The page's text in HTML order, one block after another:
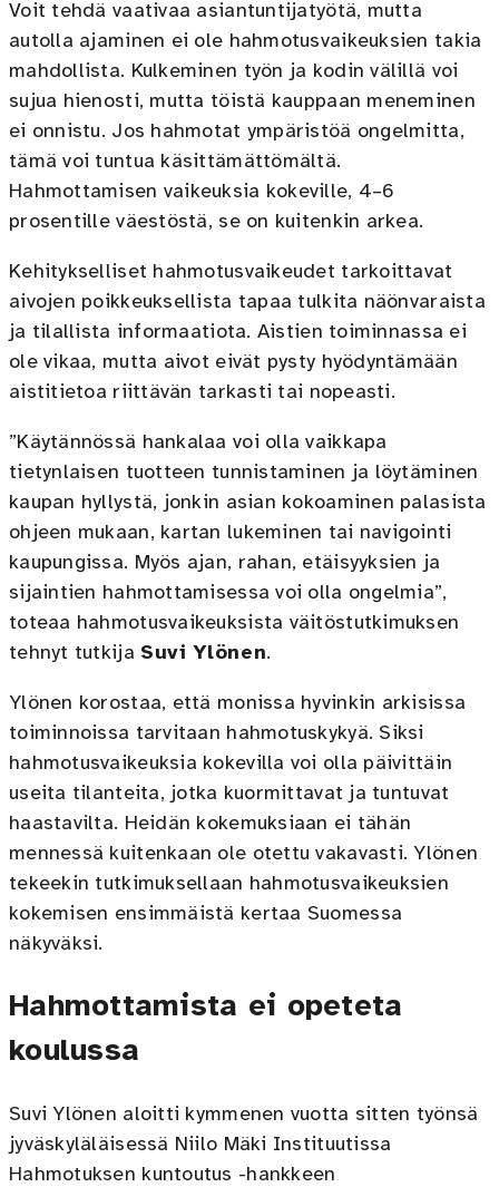
Voit tehdä vaativaa asiantuntijatyötä, mutta
autolla ajaminen ei ole hahmotusvaikeuksien takia
mahdollista. Kulkeminen työn ja kodin välillä voi
sujua hienosti, mutta töistä kauppaan meneminen
ei onnistu. Jos hahmotat ympäristöä ongelmitta,
tämä voi tuntua käsittämättömältä.
Hahmottamisen vaikeuksia kokeville, 4–6
prosentille väestöstä, se on kuitenkin arkea.
Kehitykselliset hahmotusvaikeudet tarkoittavat
aivojen poikkeuksellista tapaa tulkita näönvaraista
ja tilallista informaatiota. Aistien toiminnassa ei
ole vikaa, mutta aivot eivät pysty hyödyntämään
aistitietoa riittävän tarkasti tai nopeasti.
”Käytännössä hankalaa voi olla vaikkapa
tietynlaisen tuotteen tunnistaminen ja löytäminen
kaupan hyllystä, jonkin asian kokoaminen palasista
ohjeen mukaan, kartan lukeminen tai navigointi
kaupungissa. Myös ajan, rahan, etäisyyksien ja
sijaintien hahmottamisessa voi olla ongelmia”,
toteaa hahmotusvaikeuksista väitöstutkimuksen
tehnyt tutkija Suvi Ylönen.
Ylönen korostaa, että monissa hyvinkin arkisissa
toiminnoissa tarvitaan hahmotuskykyä. Siksi
hahmotusvaikeuksia kokevilla voi olla päivittäin
useita tilanteita, jotka kuormittavat ja tuntuvat
haastavilta. Heidän kokemuksiaan ei tähän
mennessä kuitenkaan ole otettu vakavasti. Ylönen
tekeekin tutkimuksellaan hahmotusvaikeuksien
kokemisen ensimmäistä kertaa Suomessa
näkyväksi.
Hahmottamista ei opeteta
koulussa
Suvi Ylönen aloitti kymmenen vuotta sitten työnsä
jyväskyläläisessä Niilo Mäki Instituutissa
Hahmotuksen kuntoutus -hankkeen